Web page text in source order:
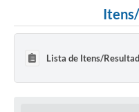
Lista de Itens/